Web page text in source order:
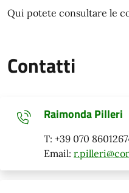
Qui potete consultare le
Contatti
Raimonda Pilleri
T: +39 070
Email: